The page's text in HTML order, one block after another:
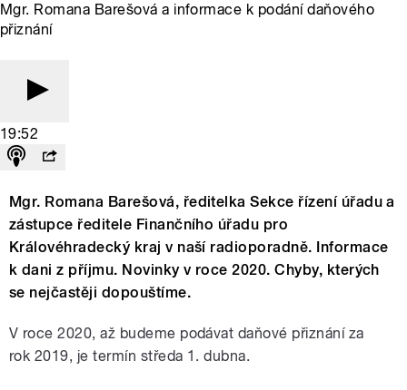
Mgr. Romana Barešová a informace k podání daňového
přiznání
19:52
Mgr. Romana Barešová, ředitelka Sekce řízení úřadu a
zástupce ředitele Finančního úřadu pro
Královéhradecký kraj v naší radioporadně. Informace
k dani z příjmu. Novinky v roce 2020. Chyby, kterých
se nejčastěji dopouštíme.
V roce2020, až budeme podávat daňové přiznání za
rok 2019, je termín středa 1. dubna.